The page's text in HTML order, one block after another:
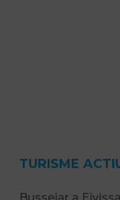
TURISME